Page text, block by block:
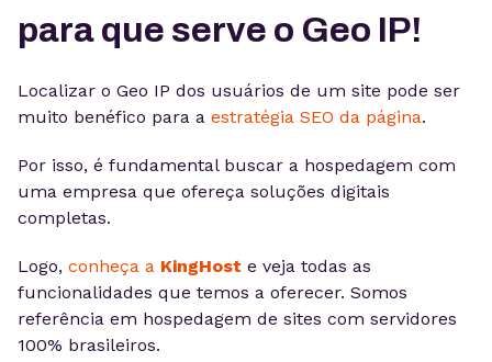
para que serve o Geo IP!
Localizar o Geo IP dos usuários de um site pode ser
muito benéfico para a estratégia SEO da página.
Por isso, é fundamental buscar a hospedagem com
uma empresa que ofereça soluções digitais
completas.
Logo, conheça a KingHost e veja todas as
funcionalidades que temos a oferecer. Somos
referência em hospedagem de sites com servidores
100% brasileiros.